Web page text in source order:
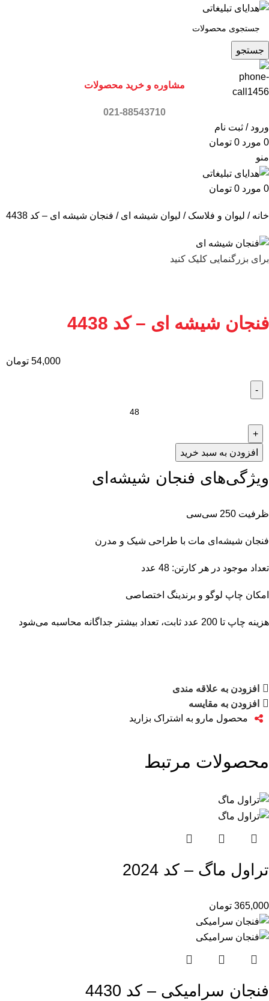
جستجو
مشاوره و خرید محصولات
021-88543710
ورود / ثبت نام
0 مورد 0 تومان
منو
0 مورد 0 تومان
خانه لیوان و فلاسک لیوان شیشه ای فنجان شیشه ای – کد 4438
برای بزرگنمایی کلیک کنید
فنجان شیشه ای – کد 4438
54,000 تومان
افزودن به سبد خرید
ویژگی‌های فنجان شیشه‌ای
ظرفیت 250 سی‌سی
فنجان شیشه‌ای مات با طراحی شیک و مدرن
تعداد موجود در هر کارتن: 48 عدد
امکان چاپ لوگو و برندینگ اختصاصی
هزینه چاپ تا 200 عدد ثابت، تعداد بیشتر جداگانه محاسبه می‌شود
افزودن به علاقه مندی
افزودن به مقایسه
محصول مارو به اشتراک بزارید
محصولات مرتبط
تراول ماگ – کد 2024
365,000 تومان
فنجان سرامیکی – کد 4430